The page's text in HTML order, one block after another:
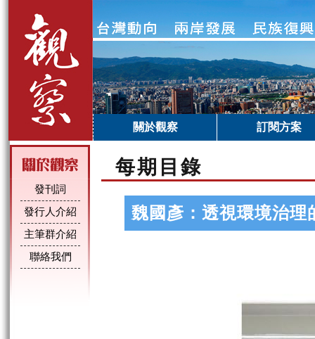
關於觀察 訂閱方案
發刊詞
發行人介紹
主筆群介紹
聯絡我們
每期目錄
魏國彥：透視環境治理